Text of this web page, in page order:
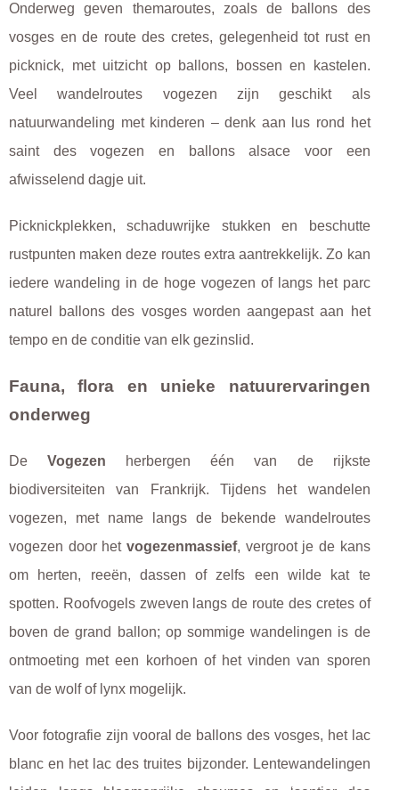
Onderweg geven themaroutes, zoals de ballons des
vosges en de route des cretes, gelegenheid tot rust en
picknick, met uitzicht op ballons, bossen en kastelen.
Veel wandelroutes vogezen zijn geschikt als
natuurwandeling met kinderen – denk aan lus rond het
saint des vogezen en ballons alsace voor een
afwisselend dagje uit.
Picknickplekken, schaduwrijke stukken en beschutte
rustpunten maken deze routes extra aantrekkelijk. Zo kan
iedere wandeling in de hoge vogezen of langs het parc
naturel ballons des vosges worden aangepast aan het
tempo en de conditie van elk gezinslid.
Fauna, flora en unieke natuurervaringen
onderweg
DeVogezen herbergen één van de rijkste
biodiversiteiten van Frankrijk. Tijdens het wandelen
vogezen, met name langs de bekende wandelroutes
vogezen door het vogezenmassief, vergroot je de kans
om herten, reeën, dassen of zelfs een wilde kat te
spotten. Roofvogels zweven langs de route des cretes of
boven de grand ballon; op sommige wandelingen is de
ontmoeting met een korhoen of het vinden van sporen
van de wolf of lynx mogelijk.
Voor fotografie zijn vooral de ballons des vosges, het lac
blanc en het lac des truites bijzonder. Lentewandelingen